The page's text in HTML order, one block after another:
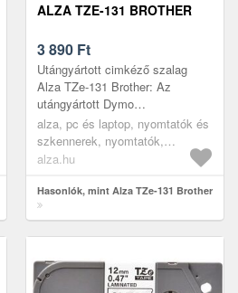
ALZA TZE-131 BROTHER
3 890 Ft
Utángyártott cimkéző szalag
Alza TZe-131 Brother: Az
utángyártott Dymo
címkenyomtató-szalag lehetővé
teszi a működtetési költségek
csökkentését, mi...
alza, pc és laptop, nyomtatók és
szkennerek, nyomtatók,
kellékek, papírok, papírok,
alza.hu
Hasonlók, mint Alza TZe-131 Brother